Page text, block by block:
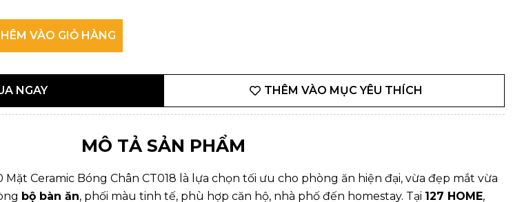
VÀO GIỎ HÀNG
NGAY THÊM VÀO MỤC YÊU THÍCH
MÔ TẢ SẢN PHẨM
Mặt Ceramic Bóng Chân CT018 là lựa chọn tối ưu cho phòng ăn hiện đại, vừa đẹp mắt vừa
bộ bàn ăn, phối màu tinh tế, phù hợp căn hộ, nhà phố đến homestay. Tại 127 HOME,